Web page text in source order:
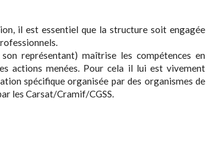
il est essentiel que la structure soit engagée
représentant) maîtrise les compétences en
actions menées. Pour cela il lui est vivement
spécifique organisée par des organismes de
les Carsat/Cramif/CGSS.